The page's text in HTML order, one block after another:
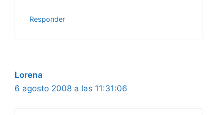
Responder
Lorena
6 agosto 2008 a las 11:31:06